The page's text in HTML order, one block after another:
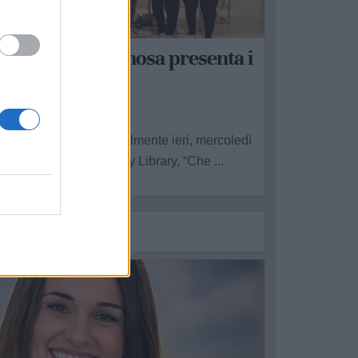
Estate!": Ginosa presenta i
Redazione - gio 9 luglio
stato presentato ufficialmente ieri, mercoledì
luglio, nella Community Library, “Che ...